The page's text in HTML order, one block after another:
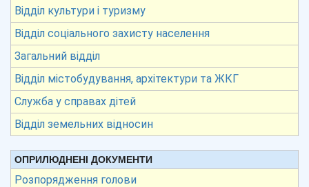
Відділ культури і туризму
Відділ соціального захисту населення
Загальний відділ
Відділ містобудування, архітектури та ЖКГ
Служба у справах дітей
Відділ земельних відносин
ОПРИЛЮДНЕНІ ДОКУМЕНТИ
Розпорядження голови